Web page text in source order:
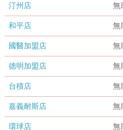
汀州店 無
和平店 無
國醫加盟店 無
德明加盟店 無
台積店 無
嘉義耐斯店 無
環球店 無